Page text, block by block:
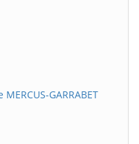
GARRABET